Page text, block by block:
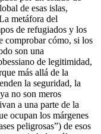
de esas islas,
metáfora del
de refugiados y los
comprobar cómo, si los
son una
de legitimidad,
más allá de la
la seguridad, la
no son meros
a una parte de la
ocupan los márgenes
peligrosas”) de esos